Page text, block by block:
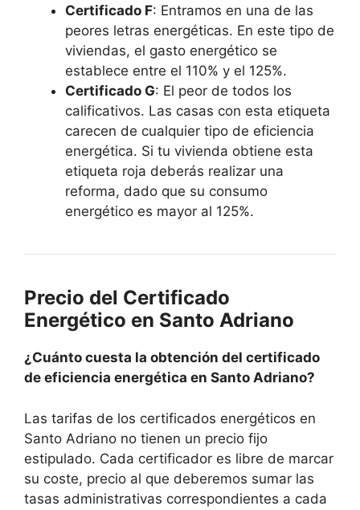
Certificado F: Entramos en una de las
peores letras energéticas. En este tipo de
viviendas, el gasto energético se
establece entre el 110% y el 125%.
Certificado G: El peor de todos los
calificativos. Las casas con esta etiqueta
carecen de cualquier tipo de eficiencia
energética. Si tu vivienda obtiene esta
etiqueta roja deberás realizar una
reforma, dado que su consumo
energético es mayor al 125%.
Precio del Certificado
Energético en Santo Adriano
¿Cuánto cuesta la obtención del certificado
de eficiencia energética en Santo Adriano?
Las tarifas de los certificados energéticos en
Santo Adriano no tienen un precio fijo
estipulado. Cada certificador es libre de marcar
su coste, precio al que deberemos sumar las
tasas administrativas correspondientes a cada